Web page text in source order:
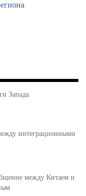
Запада
интеграционными
между Китаем и